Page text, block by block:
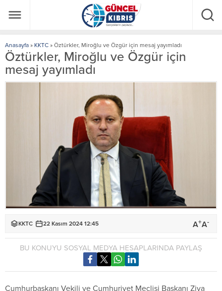
Anasayfa » KKTC » Öztürkler, Miroğlu ve Özgür için mesaj yayımladı
Öztürkler, Miroğlu ve Özgür için
mesaj yayımladı
KKTC 22 Kasım 2024 12:45 A+A-
BU KONUYU SOSYAL MEDYA HESAPLARINDA PAYLAŞ
Cumhurbaşkanı Vekili ve Cumhuriyet Meclisi Başkanı Ziya